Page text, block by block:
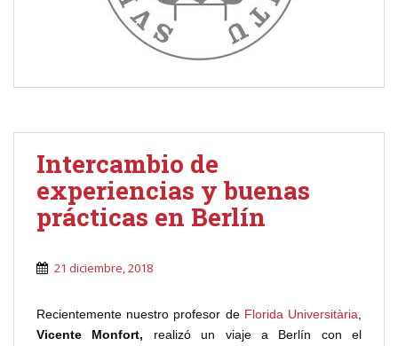
Intercambio de
experiencias y buenas
prácticas en Berlín
21 diciembre, 2018
Recientemente nuestro profesor de Florida Universitària
Vicente Monfort, realizó un viaje a Berlín con el